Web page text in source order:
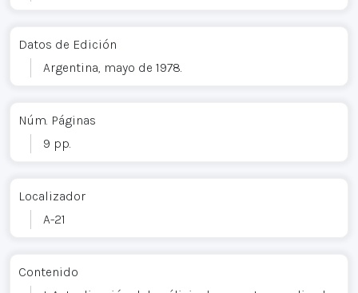
Datos de Edición
Argentina, mayo de 1978.
Núm. Páginas
9 pp.
Localizador
A-21
Contenido